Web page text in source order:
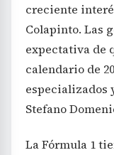
creciente
Colapinto. Las
expectativa de
calendario de
especializados
Stefano
La Fórmula 1